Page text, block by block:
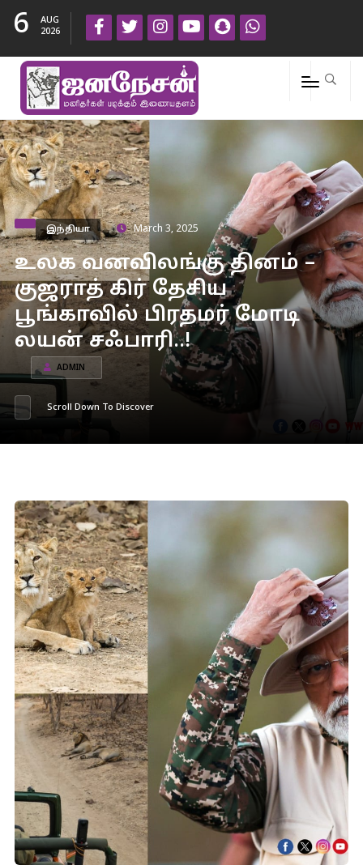
6
AUG
2026
இந்தியா March 3, 2025
உலக வனவிலங்கு தினம் –
குஜராத் கிர் தேசிய
பூங்காவில் பிரதமர் மோடி
லயன் சஃபாரி..!
ADMIN
Scroll Down To Discover